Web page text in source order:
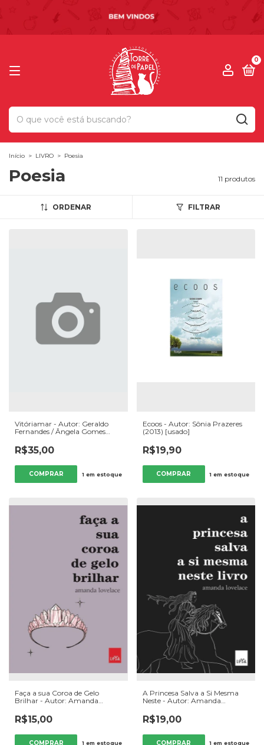
0
Início > LIVRO > Poesia
Poesia 11 produtos
ORDENAR FILTRAR
Vitóriamar - Autor: Geraldo
Fernandes / Ângela Gomes
R$35,00
1em estoque
Ecoos - Autor: Sônia Prazeres
(2013) [usado]
R$19,90
1 em estoque
Faça a sua Coroa de Gelo
Brilhar - Autor: Amanda
R$15,00
1em estoque
A Princesa Salva a Si Mesma
Neste - Autor: Amanda
R$19,00
1 em estoque